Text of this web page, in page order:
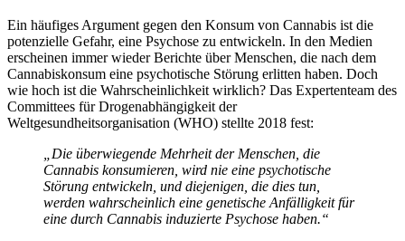
Ein häufiges Argument gegen den Konsum von Cannabis ist die
potenzielle Gefahr, eine Psychose zu entwickeln. In den Medien
erscheinen immer wieder Berichte über Menschen, die nach dem
Cannabiskonsum eine psychotische Störung erlitten haben. Doch
wie hoch ist die Wahrscheinlichkeit wirklich? Das Expertenteam des
Committees für Drogenabhängigkeit der
Weltgesundheitsorganisation (WHO) stellte 2018 fest:
„Die überwiegende Mehrheit der Menschen, die
Cannabis konsumieren, wird nie eine psychotische
Störung entwickeln, und diejenigen, die dies tun,
werden wahrscheinlich eine genetische Anfälligkeit für
eine durch Cannabis induzierte Psychose haben.“